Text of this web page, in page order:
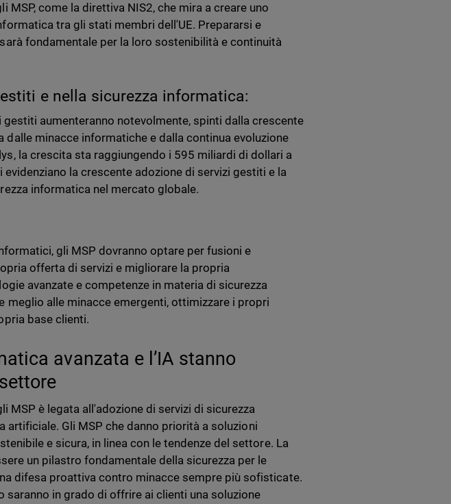
MSP, come la direttiva NIS2, che mira a creare uno
tra gli stati membri dell'UE. Prepararsi e
fondamentale per la loro sostenibilità e continuità
e nella sicurezza informatica:
gestiti aumenteranno notevolmente, spinti dalla crescente
dalle minacce informatiche e dalla continua evoluzione
la crescita sta raggiungendo i 595 miliardi di dollari a
evidenziano la crescente adozione di servizi gestiti e la
informatica nel mercato globale.
gli MSP dovranno optare per fusioni e
offerta di servizi e migliorare la propria
avanzate e competenze in materia di sicurezza
meglio alle minacce emergenti, ottimizzare i propri
base clienti.
avanzata e l’IA stanno
MSP è legata all'adozione di servizi di sicurezza
artificiale. Gli MSP che danno priorità a soluzioni
e sicura, in linea con le tendenze del settore. La
un pilastro fondamentale della sicurezza per le
difesa proattiva contro minacce sempre più sofisticate.
in grado di offrire ai clienti una soluzione